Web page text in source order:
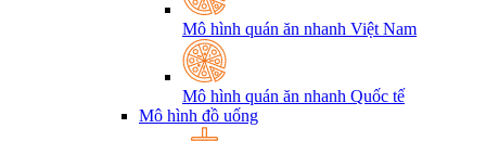
Mô hình quán ăn nhanh Việt Nam
Mô hình quán ăn nhanh Quốc tế
Mô hình đồ uống